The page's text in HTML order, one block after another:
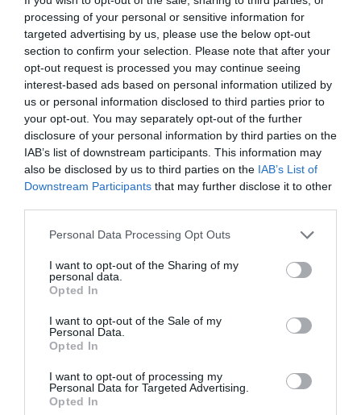
processing of your personal or sensitive information for
targeted advertising by us, please use the below opt-out
section to confirm your selection. Please note that after your
opt-out request is processed you may continue seeing
interest-based ads based on personal information utilized by
us or personal information disclosed to third parties prior to
your opt-out. You may separately opt-out of the further
disclosure of your personal information by third parties on the
IAB’s list of downstream participants. This information may
also be disclosed by us to third parties on the IAB’s List of
Downstream Participants that may further disclose it to other
Personal Data Processing Opt Outs
I want to opt-out of the Sharing of my
personal data.
Opted In
I want to opt-out of the Sale of my
Personal Data.
Opted In
I want to opt-out of processing my
Personal Data for Targeted Advertising.
Opted In
ΤΕΧΝΕΣ / ΝΕΑ
Διασυνδεσιμότητα
– Φωτίζοντας
αυτό που μας
συνδέει: Ομαδική
έκθεση στον
χώρο τέχνης Dot
ΜΟΥΣΙΚΗ / ΜΟΥΣΙΚΑ ΝΕΑ